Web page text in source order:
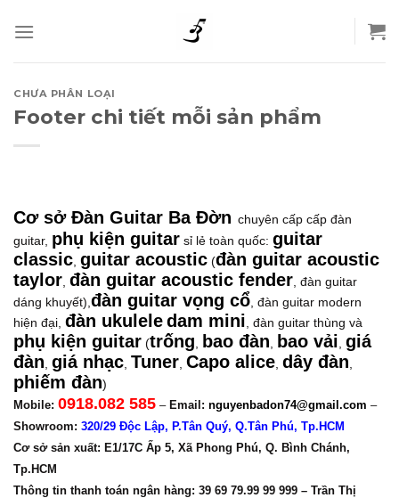
to
content
CHƯA PHÂN LOẠI
Footer chi tiết mỗi sản phẩm
Cơ sở Đàn Guitar Ba Đờn chuyên cấp cấp đàn
guitar, phụ kiện guitar sỉ lẻ toàn quốc: guitar
classic guitar acoustic (đàn guitar acoustic
taylor đàn guitar acoustic fender , đàn guitar
dáng khuyết), đàn guitar vọng cổ , đàn guitar modern
hiện đại, đàn ukuleledam mini , đàn guitar thùng và
phụ kiện guitar (trống bao đàn bao vải giá
đàn giá nhạc Tuner Capo alice dây đàn
phiếm đàn)
Mobile: 0918.082 585 – Email: nguyenbadon74@gmail.com –
Showroom: 320/29 Độc Lập, P.Tân Quý, Q.Tân Phú, Tp.HCM
Cơ sở sản xuất: E1/17C Ấp 5, Xã Phong Phú, Q. Bình Chánh,
Tp.HCM
Thông tin thanh toán ngân hàng: 39 69 79.99 99 999 – Trần Thị